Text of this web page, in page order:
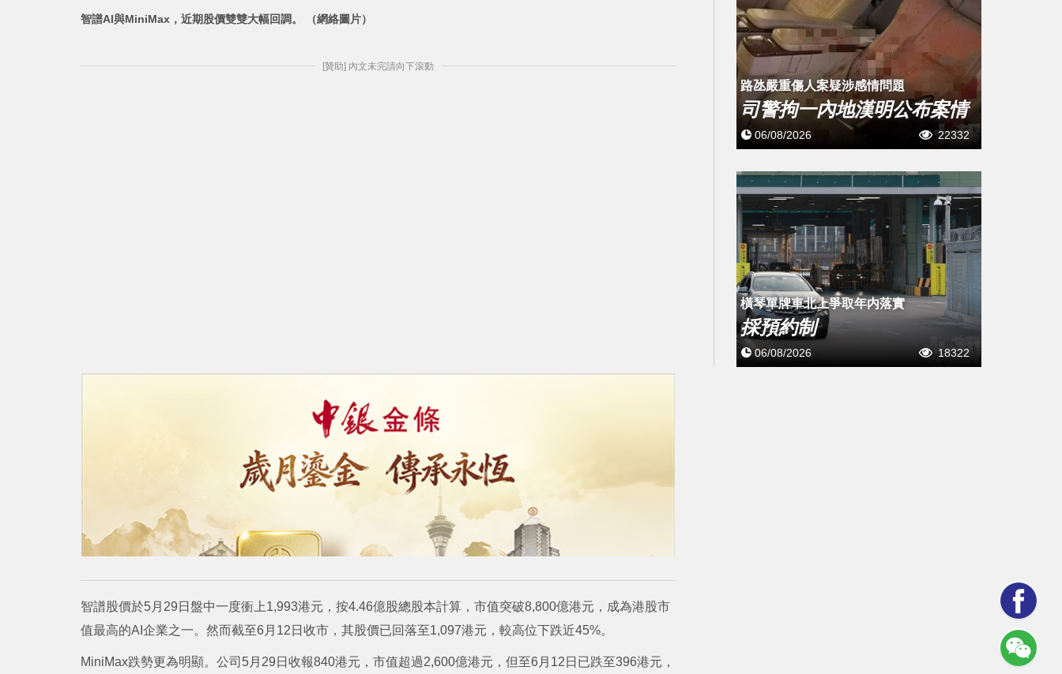
智譜AI與MiniMax，近期股價雙雙大幅回調。 （網絡圖片）
[贊助] 內文未完請向下滾動
智譜股價於5月29日盤中一度衝上1,993港元，按4.46億股總股本計算，市值突破8,800億港元，成為港股市
值最高的AI企業之一。然而截至6月12日收市，其股價已回落至1,097港元，較高位下跌近45%。
MiniMax跌勢更為明顯。公司5月29日收報840港元，市值超過2,600億港元，但至6月12日已跌至396港元，
​路氹嚴重傷人案疑涉感情問題
司警拘一內地漢明公布案情
06/08/2026 22332
橫琴單牌車北上爭取年内落實
採預約制
06/08/2026 18322